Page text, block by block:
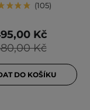
105
Kč
Kč
DO KOŠÍKU